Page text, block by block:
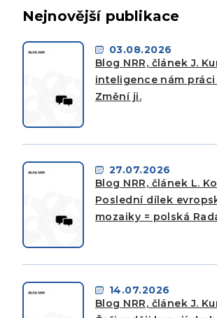
Nejnovější publikace
03.08.2026
Blog NRR, článek J.
inteligence nám práci
Změní ji.
27.07.2026
Blog NRR, článek L.
Poslední dílek
mozaiky = polská
14.07.2026
Blog NRR, článek J.